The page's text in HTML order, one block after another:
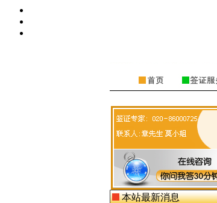
本站最新消息